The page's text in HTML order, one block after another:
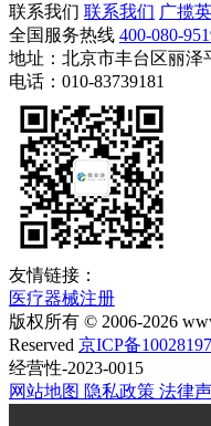
联系我们 联系我们 广揽
全国服务热线 400-080-
地址：北京市丰台区丽泽
电话：010-83739181
友情链接：
医疗器械注册
版权所有 © 2006-2026
Reserved 京ICP备
经营性-2023-0015
网站地图 隐私政策 法律